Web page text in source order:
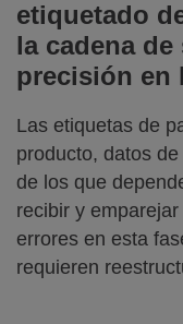
etiquetado
la cadena
precisión en
Las etiquetas de
producto, datos
de los que
recibir y
errores en esta
requieren